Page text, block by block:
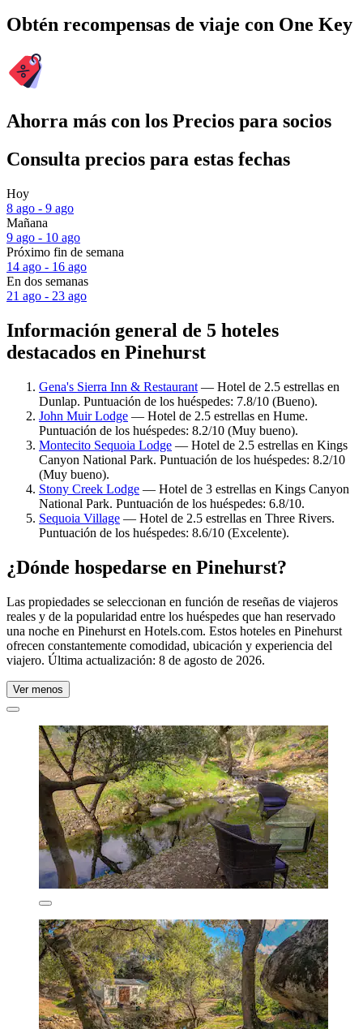
Obtén recompensas de viaje con One Key
Ahorra más con los Precios para socios
Consulta precios para estas fechas
Hoy
8 ago - 9 ago
Mañana
9 ago - 10 ago
Próximo fin de semana
14 ago - 16 ago
En dos semanas
21 ago - 23 ago
Información general de 5 hoteles
destacados en Pinehurst
Gena's Sierra Inn & Restaurant — Hotel de 2.5 estrellas en
Dunlap. Puntuación de los huéspedes: 7.8/10 (Bueno).
John Muir Lodge — Hotel de 2.5 estrellas en Hume.
Puntuación de los huéspedes: 8.2/10 (Muy bueno).
Montecito Sequoia Lodge — Hotel de 2.5 estrellas en Kings
Canyon National Park. Puntuación de los huéspedes: 8.2/10
(Muy bueno).
Stony Creek Lodge — Hotel de 3 estrellas en Kings Canyon
National Park. Puntuación de los huéspedes: 6.8/10.
Sequoia Village — Hotel de 2.5 estrellas en Three Rivers.
Puntuación de los huéspedes: 8.6/10 (Excelente).
¿Dónde hospedarse en Pinehurst?
Las propiedades se seleccionan en función de reseñas de viajeros
reales y de la popularidad entre los huéspedes que han reservado
una noche en Pinehurst en Hotels.com. Estos hoteles en Pinehurst
ofrecen constantemente comodidad, ubicación y experiencia del
viajero. Última actualización: 8 de agosto de 2026.
Ver menos